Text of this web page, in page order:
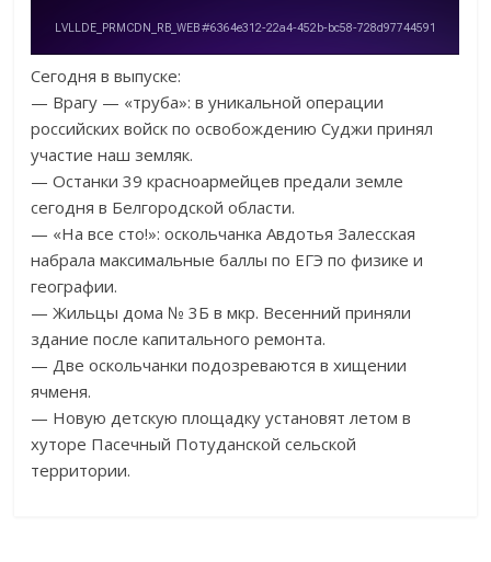
Сегодня в выпуске:
— Врагу — «труба»: в уникальной операции
российских войск по освобождению Суджи принял
участие наш земляк.
— Останки 39 красноармейцев предали земле
сегодня в Белгородской области.
— «На все сто!»: оскольчанка Авдотья Залесская
набрала максимальные баллы по ЕГЭ по физике и
географии.
— Жильцы дома № 3Б в мкр. Весенний приняли
здание после капитального ремонта.
— Две оскольчанки подозреваются в хищении
ячменя.
— Новую детскую площадку установят летом в
хуторе Пасечный Потуданской сельской
территории.